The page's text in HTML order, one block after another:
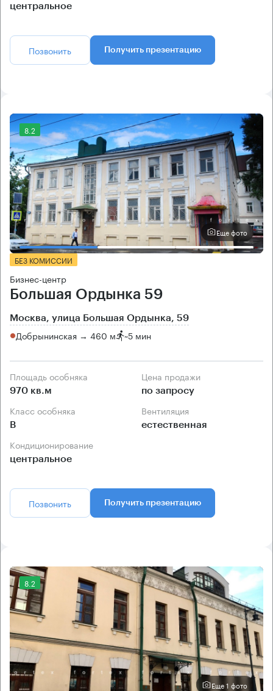
центральное
Позвонить Получить презентацию
8.2
Еще фото
БЕЗ КОМИССИИ
Бизнес-центр
Большая Ордынка 59
Москва, улица Большая Ордынка, 59
Добрынинская → 460 м ~5 мин
Площадь особняка
970 кв.м
Цена продажи
по запросу
Класс особняка
B
Вентиляция
естественная
Кондиционирование
центральное
Позвонить Получить презентацию
8.2
Еще 1 фото